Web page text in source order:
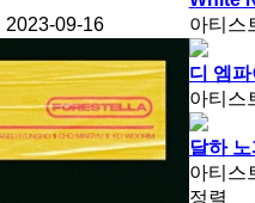
2023-09-16
아티스
디 엠
아티스
달하
아티스
정렬